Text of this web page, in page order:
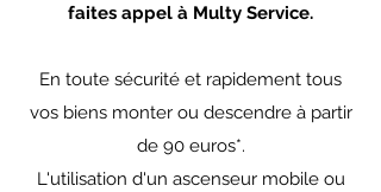
faites appel à Multy Service.
En toute sécurité et rapidement tous
vos biens monter ou descendre à partir
de 90 euros*.
L'utilisation d'un ascenseur mobile ou